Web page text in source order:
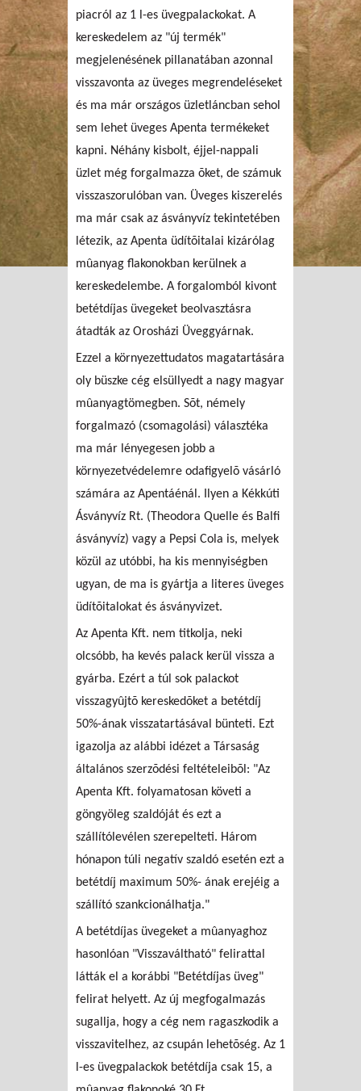
piacról az 1 l-es üvegpalackokat. A
kereskedelem az "új termék"
megjelenésének pillanatában azonnal
visszavonta az üveges megrendeléseket
és ma már országos üzletláncban sehol
sem lehet üveges Apenta termékeket
kapni. Néhány kisbolt, éjjel-nappali
üzlet még forgalmazza õket, de számuk
visszaszorulóban van. Üveges kiszerelés
ma már csak az ásványvíz tekintetében
létezik, az Apenta üdítõitalai kizárólag
mûanyag flakonokban kerülnek a
kereskedelembe. A forgalomból kivont
betétdíjas üvegeket beolvasztásra
átadták az Orosházi Üveggyárnak.
Ezzel a környezettudatos magatartására
oly büszke cég elsüllyedt a nagy magyar
mûanyagtömegben. Sõt, némely
forgalmazó (csomagolási) választéka
ma már lényegesen jobb a
környezetvédelemre odafigyelõ vásárló
számára az Apentáénál. Ilyen a Kékkúti
Ásványvíz Rt. (Theodora Quelle és Balfi
ásványvíz) vagy a Pepsi Cola is, melyek
közül az utóbbi, ha kis mennyiségben
ugyan, de ma is gyártja a literes üveges
üdítõitalokat és ásványvizet.
Az Apenta Kft. nem titkolja, neki
olcsóbb, ha kevés palack kerül vissza a
gyárba. Ezért a túl sok palackot
visszagyûjtõ kereskedõket a betétdíj
50%-ának visszatartásával bünteti. Ezt
igazolja az alábbi idézet a Társaság
általános szerzõdési feltételeibõl: "Az
Apenta Kft. folyamatosan követi a
göngyöleg szaldóját és ezt a
szállítólevélen szerepelteti. Három
hónapon túli negatív szaldó esetén ezt a
betétdíj maximum 50%- ának erejéig a
szállító szankcionálhatja."
A betétdíjas üvegeket a mûanyaghoz
hasonlóan "Visszaváltható" felirattal
látták el a korábbi "Betétdíjas üveg"
felirat helyett. Az új megfogalmazás
sugallja, hogy a cég nem ragaszkodik a
visszavitelhez, az csupán lehetõség. Az 1
l-es üvegpalackok betétdíja csak 15, a